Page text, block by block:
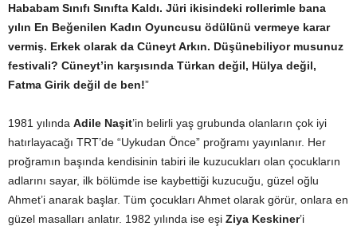
Hababam Sınıfı Sınıfta Kaldı. Jüri ikisindeki rollerimle bana
yılın En Beğenilen Kadın Oyuncusu ödülünü vermeye karar
vermiş. Erkek olarak da Cüneyt Arkın. Düşünebiliyor musunuz
festivali? Cüneyt’in karşısında Türkan değil, Hülya değil,
Fatma Girik değil de ben!”
1981 yılında Adile Naşit’in belirli yaş grubunda olanların çok iyi
hatırlayacağı TRT’de “Uykudan Önce” proğramı yayınlanır. Her
proğramın başında kendisinin tabiri ile kuzucukları olan çocukların
adlarını sayar, ilk bölümde ise kaybettiği kuzucuğu, güzel oğlu
Ahmet’i anarak başlar. Tüm çocukları Ahmet olarak görür, onlara en
güzel masalları anlatır. 1982 yılında ise eşi Ziya Keskiner’i